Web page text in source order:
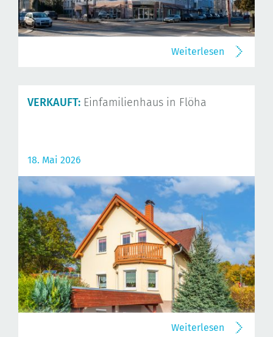
Weiterlesen
VERKAUFT: Einfamilienhaus in Flöha
18. Mai 2026
Weiterlesen